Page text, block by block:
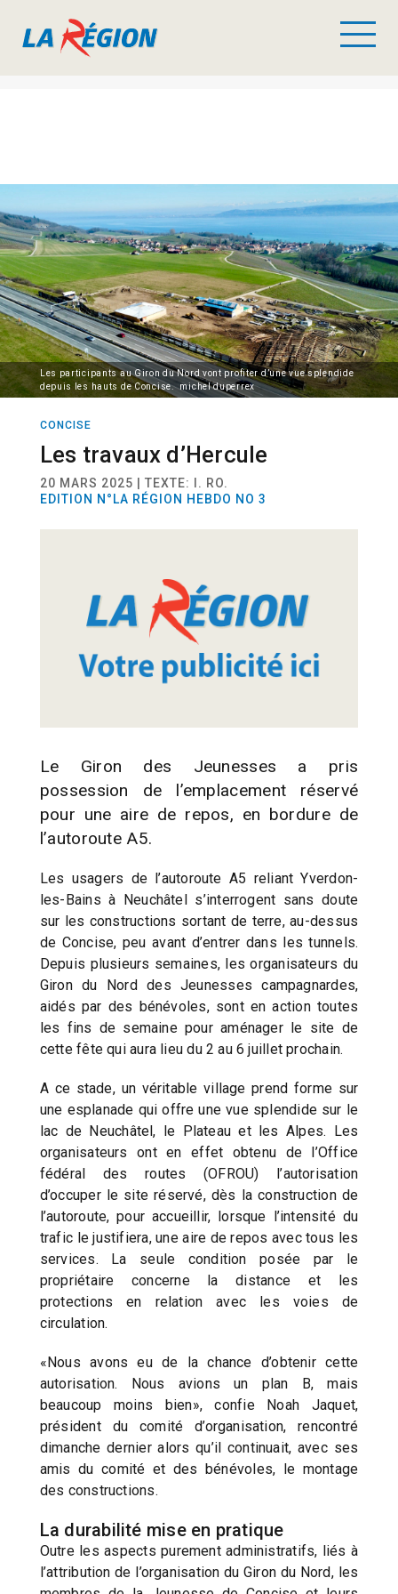
Les participants au Giron du Nord vont profiter d’une vue splendide
depuis les hauts de Concise. michel duperrex
CONCISE
Les travaux d’Hercule
20 MARS 2025 | TEXTE: I. RO.
EDITION N°LA RÉGION HEBDO NO 3
Le Giron des Jeunesses a pris
possession de l’emplacement réservé
pour une aire de repos, en bordure de
l’autoroute A5.
Les usagers de l’autoroute A5 reliant Yverdon-
les-Bains à Neuchâtel s’interrogent sans doute
sur les constructions sortant de terre, au-dessus
de Concise, peu avant d’entrer dans les tunnels.
Depuis plusieurs semaines, les organisateurs du
Giron du Nord des Jeunesses campagnardes,
aidés par des bénévoles, sont en action toutes
les fins de semaine pour aménager le site de
cette fête qui aura lieu du 2 au 6 juillet prochain.
A ce stade, un véritable village prend forme sur
une esplanade qui offre une vue splendide sur le
lac de Neuchâtel, le Plateau et les Alpes. Les
organisateurs ont en effet obtenu de l’Office
fédéral des routes (OFROU) l’autorisation
d’occuper le site réservé, dès la construction de
l’autoroute, pour accueillir, lorsque l’intensité du
trafic le justifiera, une aire de repos avec tous les
services. La seule condition posée par le
propriétaire concerne la distance et les
protections en relation avec les voies de
circulation.
«Nous avons eu de la chance d’obtenir cette
autorisation. Nous avions un plan B, mais
beaucoup moins bien», confie Noah Jaquet,
président du comité d’organisation, rencontré
dimanche dernier alors qu’il continuait, avec ses
amis du comité et des bénévoles, le montage
des constructions.
La durabilité mise en pratique
Outre les aspects purement administratifs, liés à
l’attribution de l’organisation du Giron du Nord, les